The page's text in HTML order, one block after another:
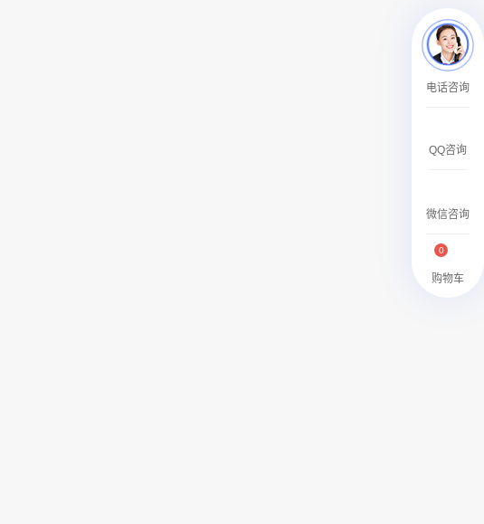
电话咨询
QQ咨询
微信咨询
购物车
0